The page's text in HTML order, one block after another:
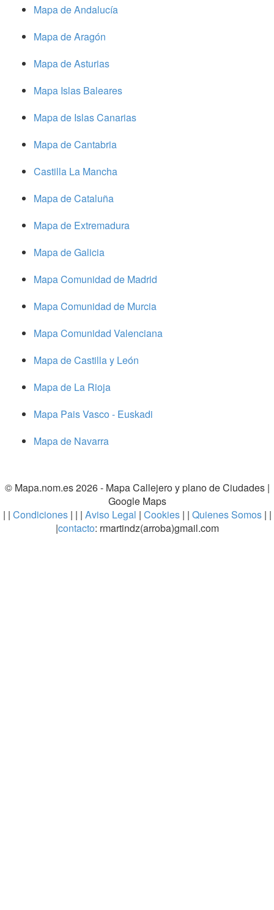
Mapa de Andalucía
Mapa de Aragón
Mapa de Asturias
Mapa Islas Baleares
Mapa de Islas Canarias
Mapa de Cantabria
Castilla La Mancha
Mapa de Cataluña
Mapa de Extremadura
Mapa de Galicia
Mapa Comunidad de Madrid
Mapa Comunidad de Murcia
Mapa Comunidad Valenciana
Mapa de Castilla y León
Mapa de La Rioja
Mapa Pais Vasco - Euskadi
Mapa de Navarra
© Mapa.nom.es 2026 - Mapa Callejero y plano de Ciudades|
Google Maps
| | Condiciones| | | Aviso Legal | Cookies | | Quienes Somos | |
|contacto: rmartindz(arroba)gmail.com